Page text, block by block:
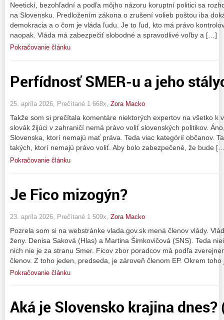
Neetickí, bezohľadní a podľa môjho názoru koruptní politici sa
na Slovensku. Predložením zákona o zrušení volieb poštou iba
demokracia a o čom je vláda ľudu. Je to ľud, kto má právo
naopak. Vláda má zabezpečiť slobodné a spravodlivé voľby a […]
Pokračovanie článku
Perfídnosť SMER-u a jeho
25. apríla 2026, Prečítané 1 668x, Zora Macko
Takže som si prečítala komentáre niektorých expertov na všetko k
slovák žijúci v zahraničí nemá právo voliť slovenských politikov.
Slovenska, ktorí nemajú mať práva. Teda viac kategórií občanov.
takých, ktorí nemajú právo voliť. Aby bolo zabezpečené, že bude
Pokračovanie článku
Je Fico mizogýn?
23. apríla 2026, Prečítané 1 509x, Zora Macko
Pozrela som si na webstránke vlada.gov.sk mená členov vlády.
ženy. Denisa Saková (Hlas) a Martina Šimkovičová (SNS). Teda
nich nie je za stranu Smer. Ficov zbor poradcov má podľa
členov. Z toho jeden, predseda, je zároveň členom EP. Okrem
Pokračovanie článku
Aká je Slovensko krajina dnes?